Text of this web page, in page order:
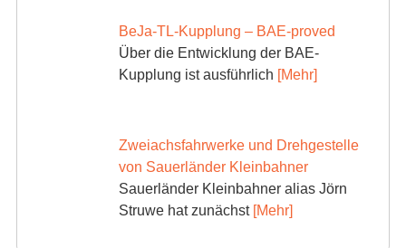
BeJa-TL-Kupplung – BAE-proved
Über die Entwicklung der BAE-
Kupplung ist ausführlich [Mehr]
Zweiachsfahrwerke und Drehgestelle
von Sauerländer Kleinbahner
Sauerländer Kleinbahner alias Jörn
Struwe hat zunächst [Mehr]